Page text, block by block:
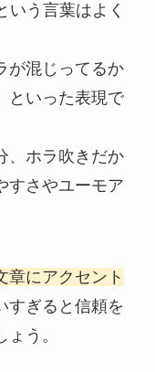
いう言葉はよく
が混じってるか
といった表現で
、ホラ吹きだか
すさやユーモア
章にアクセント
すぎると信頼を
う。